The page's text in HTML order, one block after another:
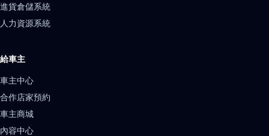
進貨倉儲系統
人力資源系統
給車主
車主中心
合作店家預約
車主商城
內容中心